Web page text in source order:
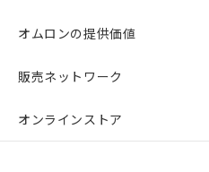
オムロンの提供価値
販売ネットワーク
オンラインストア